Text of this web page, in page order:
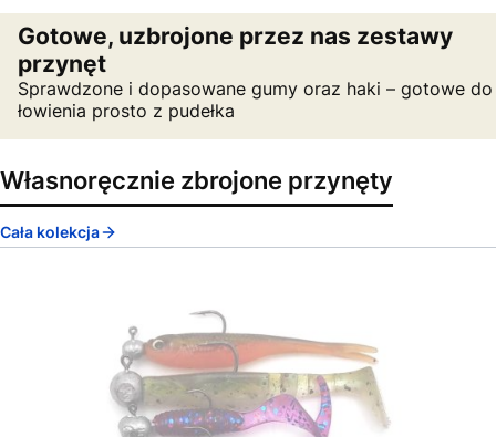
Gotowe, uzbrojone przez nas zestawy
przynęt
Sprawdzone i dopasowane gumy oraz haki – gotowe do
łowienia prosto z pudełka
Własnoręcznie zbrojone przynęty
Cała kolekcja